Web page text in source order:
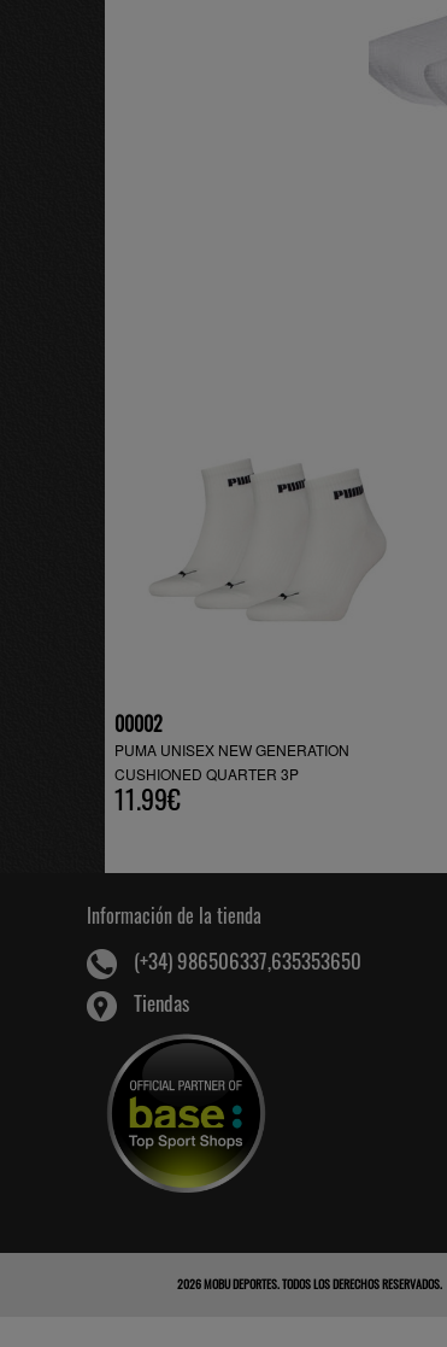
00002
PUMA UNISEX NEW GENERATION
CUSHIONED QUARTER 3P
11.99€
Información de la tienda
(+34) 986506337,635353650
Tiendas
2026MOBU DEPORTES. TODOS LOS DERECHOS RESERVADOS.